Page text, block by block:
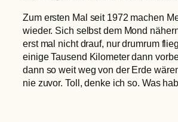
Zum ersten Mal seit 1972 machen
wieder. Sich selbst dem Mond
erst mal nicht drauf, nur drumrum
einige Tausend Kilometer dann
dann so weit weg von der Erde
nie zuvor. Toll, denke ich so. Was